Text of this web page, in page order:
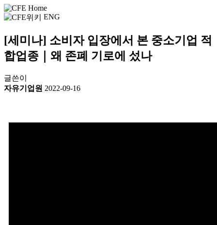
ENG
[세미나] 소비자 입장에서 본 중소기업 적
합업종｜왜 존폐 기로에 섰나
글쓴이
자유기업원 2022-09-16